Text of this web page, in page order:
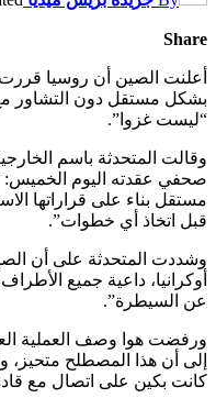
Share
أعلنت الصين أن روسيا
بشكل مستقل دون التشاور مع
“ليست غزوا”.
وقالت المتحدثة باسم
صحفي عقدته اليوم
مستقل بناء على قراراتها
قبل اتخاذ أي خطوات”.
وشددت المتحدثة على أن
أوكرانيا، داعية جميع
عن السيطرة”.
ورفضت هوا وصف العملية
إلى أن هذا المصطلح متحيز،
كانت بكين على اتصال مع